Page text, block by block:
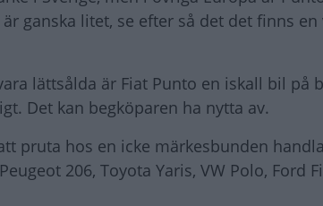
ganska litet, se efter så det det finns
lättsålda är Fiat Punto en iskall bil på
Det kan begköparen ha nytta av.
pruta hos en icke märkesbunden
206, Toyota Yaris, VW Polo, Ford